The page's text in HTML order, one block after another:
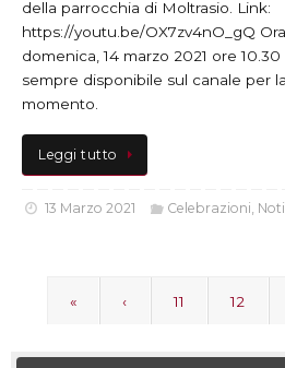
della parrocchia di Moltrasio. Link:
https://youtu.be/OX7zv4nO_gQ
domenica, 14 marzo 2021 ore
sempre disponibile sul canale per
momento.
Leggi tutto
13 Marzo 2021 Celebrazioni
« ‹ 11 12